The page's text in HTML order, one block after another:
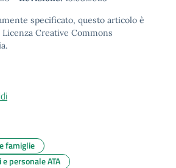
specificato, questo articolo è
Creative Commons
famiglie
personale ATA